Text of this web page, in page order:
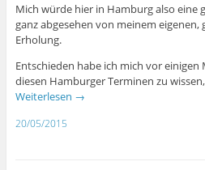
Mich würde hier in Hamburg also eine
ganz abgesehen von meinem
Erholung.
Entschieden habe ich mich vor
diesen Hamburger Terminen zu
Weiterlesen →
20/05/2015